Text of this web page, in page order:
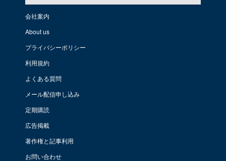
会社案内
About us
プライバシーポリシー
利用規約
よくある質問
メール配信申し込み
定期購読
広告掲載
著作権と記事利用
お問い合わせ